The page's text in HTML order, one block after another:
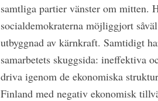
samtliga partier vänster om mitten.
socialdemokraterna möjliggjort
utbyggnad av kärnkraft. Samtidigt
samarbetets skuggsida: ineffektiva
driva igenom de ekonomiska
Finland med negativ ekonomisk